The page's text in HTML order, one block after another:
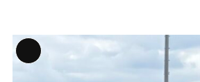
Long